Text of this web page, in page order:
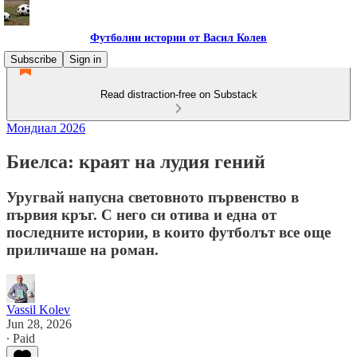
Футболни истории от Васил Колев
Subscribe
Sign in
Read distraction-free on Substack
Мондиал 2026
Биелса: краят на лудия гений
Уругвай напусна световното първенство в
първия кръг. С него си отива и една от
последните истории, в които футболът все още
приличаше на роман.
Vassil Kolev
Jun 28, 2026
∙ Paid